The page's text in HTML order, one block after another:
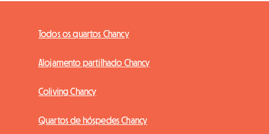
Todos os quartos Chancy
Alojamento partilhado Chancy
Coliving Chancy
Quartos de hóspedes Chancy